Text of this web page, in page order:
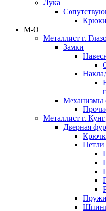
Лука
Крюки
М-О
Металлист г.
Замки
Механизмы
Металлист г.
Дверная
Петли